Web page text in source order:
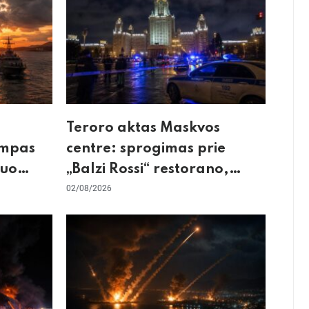
Teroro aktas Maskvos
centre: sprogimas prie
„Balzi Rossi“ restorano,
mirtininkės apgulė ir tikrieji
taikiniai
02/08/2026